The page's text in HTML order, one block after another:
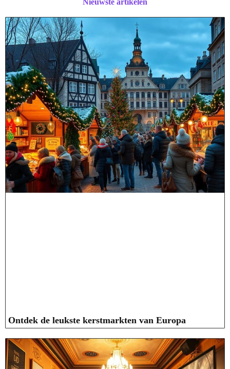
Nieuwste artikelen
Ontdek de leukste kerstmarkten van Europa